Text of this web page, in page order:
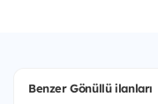
Benzer Gönüllü ilanları